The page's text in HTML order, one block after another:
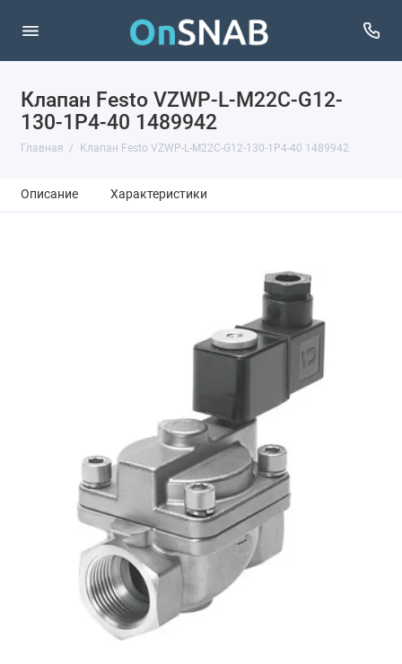
Клапан Festo VZWP-L-M22C-G12-
130-1P4-40 1489942
Главная Клапан Festo VZWP-L-M22C-G12-130-1P4-40 1489942
Описание Характеристики